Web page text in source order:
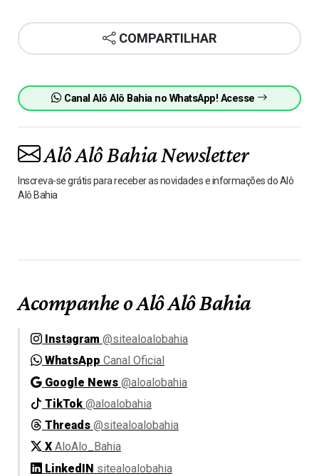
COMPARTILHAR
Canal Alô Alô Bahia no WhatsApp! Acesse
Alô Alô Bahia Newsletter
Inscreva-se grátis para receber as novidades e informações do Alô
Alô Bahia
Acompanhe o Alô Alô Bahia
Instagram @sitealoalobahia
WhatsApp Canal Oficial
Google News @aloalobahia
TikTok @aloalobahia
Threads @sitealoalobahia
X AloAlo_Bahia
LinkedIN sitealoalobahia